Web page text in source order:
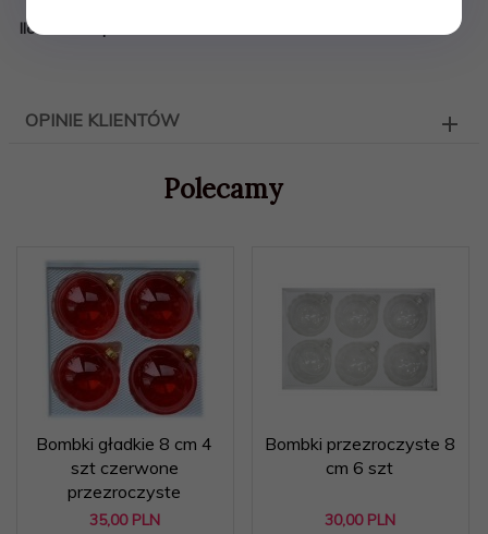
Ilość szt. w pudełku: 4 szt.
OPINIE KLIENTÓW
Polecamy
Bombki gładkie 8 cm 4
szt czerwone
przezroczyste
35,00 PLN
Bombki przezroczyste 8
cm 6 szt
30,00 PLN